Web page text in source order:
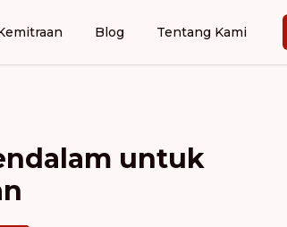
Blog Tentang Kami
untuk